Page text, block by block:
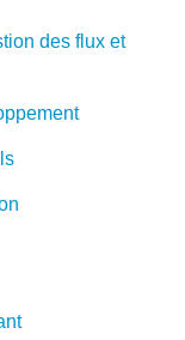
des flux et